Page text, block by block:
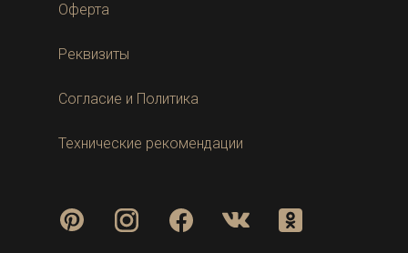
Реквизиты
Согласие и Политика
Оферта
Технические рекомендации